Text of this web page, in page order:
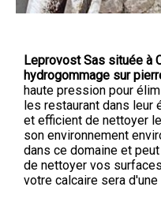
Leprovost Sas située à
hydrogommage sur
haute pression pour
les restaurant dans leur
et efficient de nettoyer
son environnement
dans ce domaine et
de nettoyer vos
votre calcaire sera